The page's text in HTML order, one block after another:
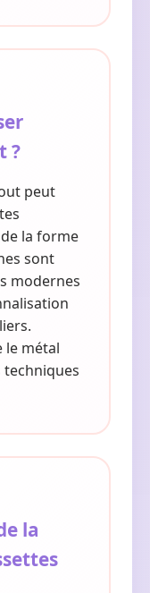
?
peut
la forme
sont
modernes
le métal
techniques
la